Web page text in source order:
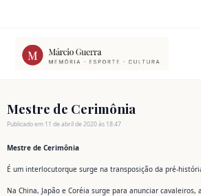
conteúdo
Mestre de Cerimônia
Publicado em 11 de abril de 2020 às 18:47
Mestre de Cerimônia
É um interlocutorque surge na transposição da pré-
Na China, Japão e Coréia surge para anunciar